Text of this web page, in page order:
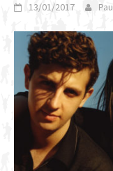
13/01/2017